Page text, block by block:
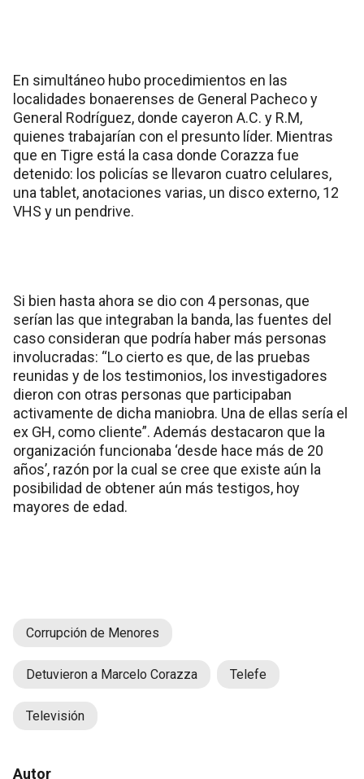
En simultáneo hubo procedimientos en las
localidades bonaerenses de General Pacheco y
General Rodríguez, donde cayeron A.C. y R.M,
quienes trabajarían con el presunto líder. Mientras
que en Tigre está la casa donde Corazza fue
detenido: los policías se llevaron cuatro celulares,
una tablet, anotaciones varias, un disco externo, 12
VHS y un pendrive.
Si bien hasta ahora se dio con 4 personas, que
serían las que integraban la banda, las fuentes del
caso consideran que podría haber más personas
involucradas: “Lo cierto es que, de las pruebas
reunidas y de los testimonios, los investigadores
dieron con otras personas que participaban
activamente de dicha maniobra. Una de ellas sería el
ex GH, como cliente”. Además destacaron que la
organización funcionaba ‘desde hace más de 20
años’, razón por la cual se cree que existe aún la
posibilidad de obtener aún más testigos, hoy
mayores de edad.
Corrupción de Menores
Detuvieron a Marcelo Corazza Telefe
Televisión
Autor